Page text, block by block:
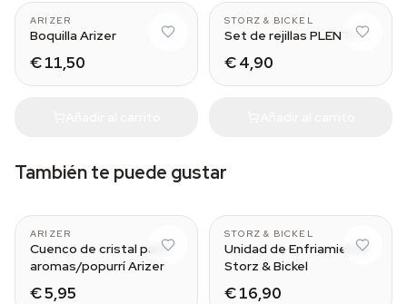
ARIZER
Boquilla Arizer
€ 11,50
STORZ & BICKEL
Set de rejillas PLENTY
€ 4,90
También te puede gustar
ARIZER
Cuenco de cristal para
aromas/popurrí Arizer
€ 5,95
STORZ & BICKEL
Unidad de Enfriamiento
Storz & Bickel
€ 16,90